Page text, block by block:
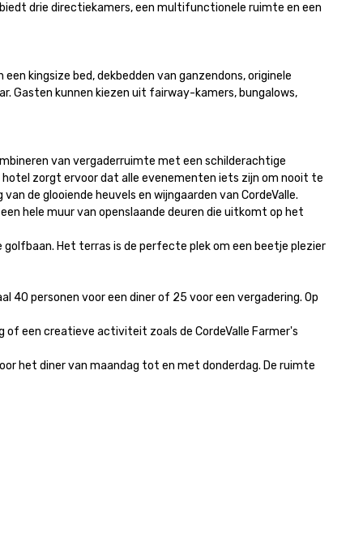
drie directiekamers, een multifunctionele ruimte en een
kingsize bed, dekbedden van ganzendons, originele
Gasten kunnen kiezen uit fairway-kamers, bungalows,
van vergaderruimte met een schilderachtige
zorgt ervoor dat alle evenementen iets zijn om nooit te
de glooiende heuvels en wijngaarden van CordeValle.
hele muur van openslaande deuren die uitkomt op het
Het terras is de perfecte plek om een beetje plezier
40 personen voor een diner of 25 voor een vergadering. Op
of een creatieve activiteit zoals de CordeValle Farmer's
het diner van maandag tot en met donderdag. De ruimte